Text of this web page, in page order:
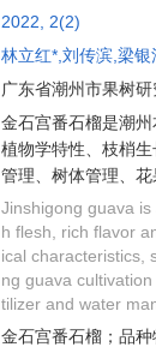
2022, 2(2)
林立红*,刘传滨,梁
广东省潮州市果树
金石宫番石榴是潮
植物学特性、枝梢
管理、树体管理、
Jinshigong guava
h flesh, rich flavor
ical characteristics,
ng guava
tilizer and water
金石宫番石榴；品